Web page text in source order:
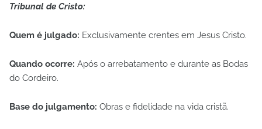
Tribunal de Cristo:
Quem é julgado: Exclusivamente crentes em Jesus Cristo.
Quando ocorre: Após o arrebatamento e durante as Bodas
do Cordeiro.
Base do julgamento: Obras e fidelidade na vida cristã.